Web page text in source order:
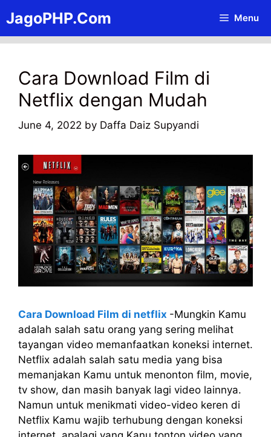
to
content
JagoPHP.Com Menu
Cara Download Film di
Netflix dengan Mudah
June 4, 2022 by Daffa Daiz Supyandi
Cara Download Film di netflix -Mungkin Kamu
adalah salah satu orang yang sering melihat
tayangan video memanfaatkan koneksi internet.
Netflix adalah salah satu media yang bisa
memanjakan Kamu untuk menonton film, movie,
tv show, dan masih banyak lagi video lainnya.
Namun untuk menikmati video-video keren di
Netflix Kamu wajib terhubung dengan koneksi